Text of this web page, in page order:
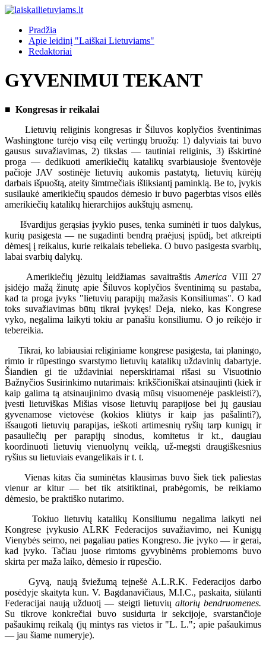
Pradžia
Apie leidinį "Laiškai Lietuviams"
Redaktoriai
GYVENIMUI TEKANT
■ Kongresas ir reikalai
Lietuvių religinis kongresas ir Šiluvos koplyčios šventinimas
Washingtone turėjo visą eilę vertingų bruožų: 1) dalyviais tai buvo
gausus suvažiavimas, 2) tikslas — tautiniai religinis, 3) išskirtinė
proga — dedikuoti amerikiečių katalikų svarbiausioje šventovėje
pačioje JAV sostinėje lietuvių aukomis pastatytą, lietuvių kūrėjų
darbais išpuoštą, ateity šimtmečiais išliksiantį paminklą. Be to, įvykis
susilaukė amerikiečių spaudos dėmesio ir buvo pagerbtas visos eilės
amerikiečių katalikų hierarchijos aukštųjų asmenų.
Išvardijus gerąsias įvykio puses, tenka suminėti ir tuos dalykus,
kurių pasigesta — ne sugadinti bendrą praėjusį įspūdį, bet atkreipti
dėmesį į reikalus, kurie reikalais tebelieka. O buvo pasigesta svarbių,
labai svarbių dalykų.
Amerikiečių jėzuitų leidžiamas savaitraštisAmerica VIII 27
įsidėjo mažą žinutę apie Šiluvos koplyčios šventinimą su pastaba,
kad ta proga įvyks "lietuvių parapijų mažasis Konsiliumas". O kad
toks suvažiavimas būtų tikrai įvykęs! Deja, nieko, kas Kongrese
vyko, negalima laikyti tokiu ar panašiu konsiliumu. O jo reikėjo ir
tebereikia.
Tikrai, ko labiausiai religiniame kongrese pasigesta, tai planingo,
rimto ir rūpestingo svarstymo lietuvių katalikų uždavinių dabartyje.
Šiandien gi tie uždaviniai neperskiriamai rišasi su Visuotinio
Bažnyčios Susirinkimo nutarimais: krikščioniškai atsinaujinti (kiek ir
kaip galima tą atsinaujinimo dvasią mūsų visuomenėje paskleisti?),
įvesti lietuviškas Mišias visose lietuvių parapijose bei jų gausiau
gyvenamose vietovėse (kokios kliūtys ir kaip jas pašalinti?),
išsaugoti lietuvių parapijas, ieškoti artimesnių ryšių tarp kunigų ir
pasauliečių per parapijų sinodus, komitetus ir kt., daugiau
koordinuoti lietuvių vienuolynų veiklą, už-megsti draugiškesnius
ryšius su lietuviais evangelikais ir t. t.
Vienas kitas čia suminėtas klausimas buvo šiek tiek paliestas
vienur ar kitur — bet tik atsitiktinai, prabėgomis, be reikiamo
dėmesio, be praktiško nutarimo.
Tokiuo lietuvių katalikų Konsiliumu negalima laikyti nei
Kongrese įvykusio ALRK Federacijos suvažiavimo, nei Kunigų
Vienybės seimo, nei pagaliau paties Kongreso. Jie įvyko — ir gerai,
kad įvyko. Tačiau juose rimtoms gyvybinėms problemoms buvo
skirta per maža laiko, dėmesio ir rūpesčio.
Gyvą, naują šviežumą teįnešė A.L.R.K. Federacijos darbo
posėdyje skaityta kun. V. Bagdanavičiaus, M.I.C., paskaita, siūlanti
Federacijai naują užduotį — steigti lietuvių altorių bendruomenes.
Su tikrove konkrečiai buvo susidurta ir sekcijoje, svarstančioje
pašaukimų reikalą (jų mintys ras vietos ir "L. L."; apie pašaukimus
— jau šiame numeryje).